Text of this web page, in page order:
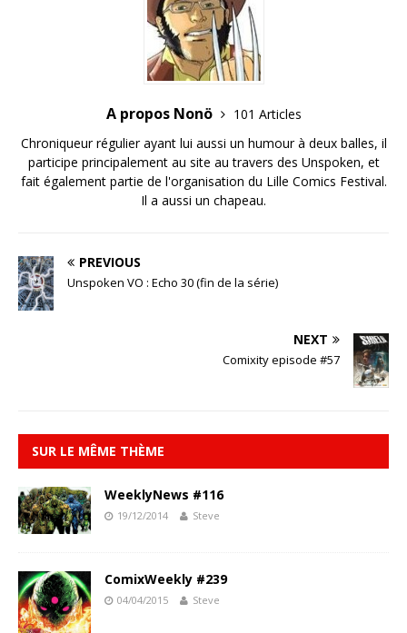
A propos Nonö
101 Articles
Chroniqueur régulier ayant lui aussi un humour à deux balles, il
participe principalement au site au travers des Unspoken, et
fait également partie de l'organisation du Lille Comics Festival.
Il a aussi un chapeau.
PREVIOUS
Unspoken VO : Echo 30 (fin de la série)
NEXT
Comixity episode #57
SUR LE MÊME THÈME
WeeklyNews #116
19/12/2014 Steve
ComixWeekly #239
04/04/2015 Steve